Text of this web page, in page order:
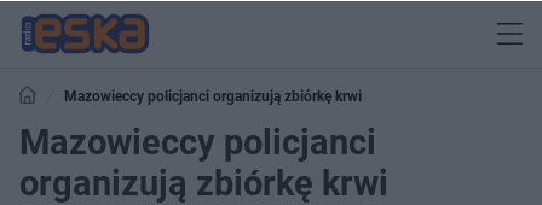
Mazowieccy policjanci organizują zbiórkę krwi
Mazowieccy policjanci
organizują zbiórkę krwi